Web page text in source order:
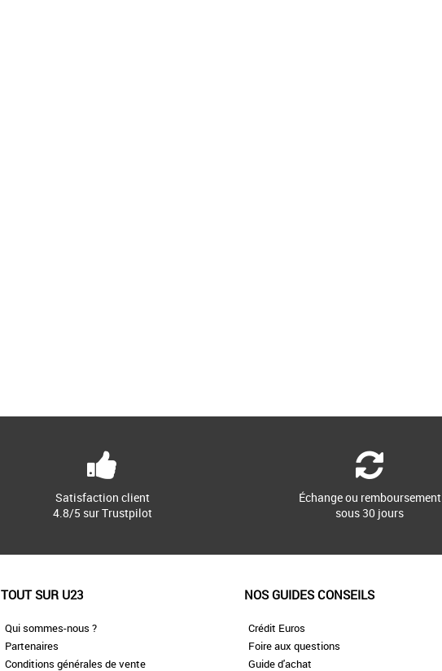
Satisfaction client
4.8/5 sur Trustpilot
Échange ou remboursement
sous 30 jours
TOUT SUR U23
Qui sommes-nous ?
Partenaires
Conditions générales de vente
NOS GUIDES CONSEILS
Crédit Euros
Foire aux questions
Guide d'achat